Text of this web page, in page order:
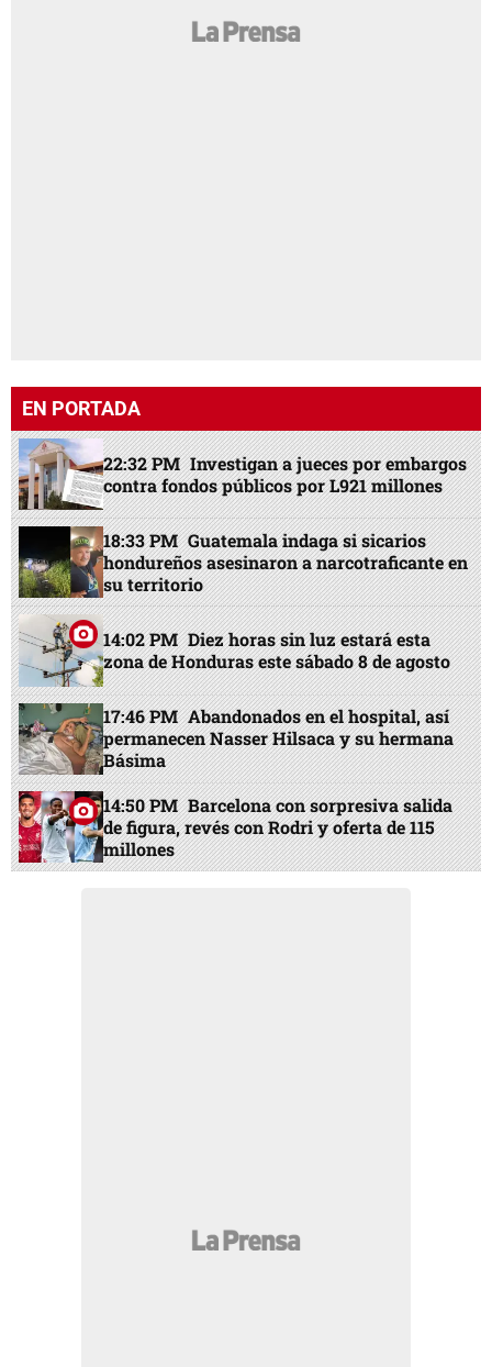
EN PORTADA
22:32 PM Investigan a jueces por embargos
contra fondos públicos por L921 millones
18:33 PM Guatemala indaga si sicarios
hondureños asesinaron a narcotraficante en
su territorio
14:02 PM Diez horas sin luz estará esta
zona de Honduras este sábado 8 de agosto
17:46 PM Abandonados en el hospital, así
permanecen Nasser Hilsaca y su hermana
Básima
14:50 PM Barcelona con sorpresiva salida
de figura, revés con Rodri y oferta de 115
millones